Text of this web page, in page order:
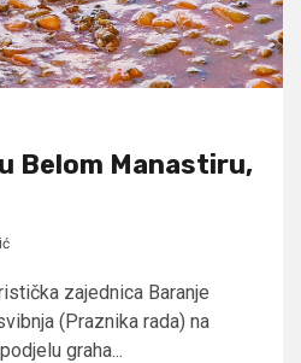
Belom Manastiru,
zajednica Baranje
(Praznika rada) na
graha...